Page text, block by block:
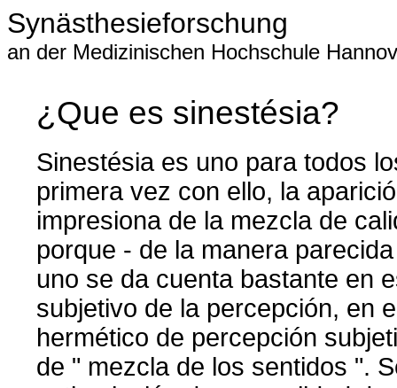
Synästhesieforschung
an der Medizinischen Hochschule
¿Que es sinestésia?
Sinestésia es uno para todos
primera vez con ello, la
impresiona de la mezcla de
porque - de la manera
uno se da cuenta bastante en
subjetivo de la percepción, en
hermético de percepción
de " mezcla de los sentidos ".